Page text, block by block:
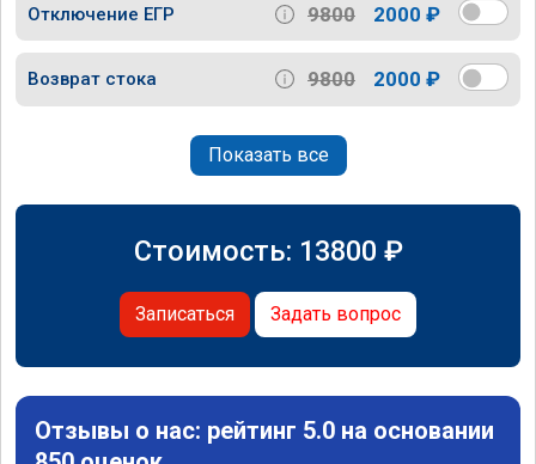
Отключение ЕГР 9800 2000 ₽
Возврат стока 9800 2000 ₽
Показать все
Стоимость: 13800 ₽
Записаться Задать вопрос
Отзывы о нас: рейтинг 5.0 на основании